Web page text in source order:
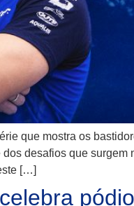
que mostra os
desafios que
[…]